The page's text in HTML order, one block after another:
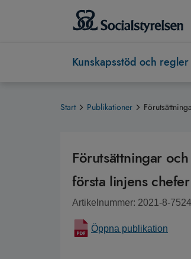
Kunskapsstöd och regler
Start Publikationer
Förutsättningar
första linjens
Artikelnummer: 2021-8-7524
Öppna publikation